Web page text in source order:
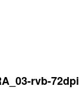
rvb-72dpi